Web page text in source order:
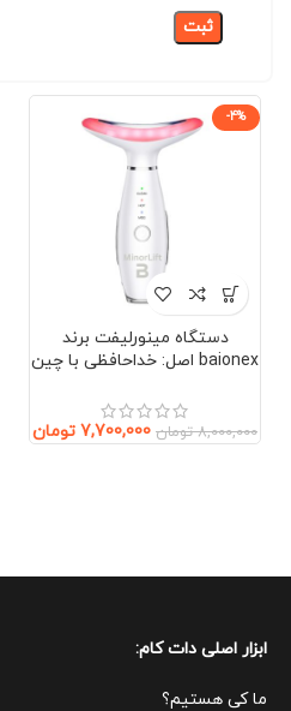
-4%
دستگاه مینورلیفت برند
baionex اصل: خداحافظی با چین
گردن)
8,000,000 تومان 7,700,000 تومان
ابزار اصلی دات کام:
ما کی هستیم؟